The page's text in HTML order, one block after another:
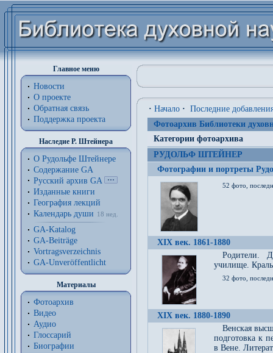
Главное меню
Новости
О проекте
Обратная связь
Поддержка проекта
Наследие Р. Штейнера
О Рудольфе Штейнере
Содержание GA
Русский архив GA
Изданные книги
География лекций
Календарь души
18 нед.
GA-Katalog
GA-Beiträge
Vortragsverzeichnis
GA-Unveröffentlicht
Материалы
Фотоархив
Видео
Аудио
Глоссарий
Биографии
· Начало · Последние
Фотоархив Библиотеки
Категории фотоархива
РУДОЛЬФ ШТЕЙНЕР
Фотографии и портреты
52 фото,
XIX век. 1861-1880
Родители.
училище.
32 фото,
XIX век. 1880-1890
Венская
подготовка к
в Вене.